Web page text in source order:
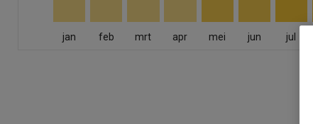
jan feb mrt apr mei jun jul